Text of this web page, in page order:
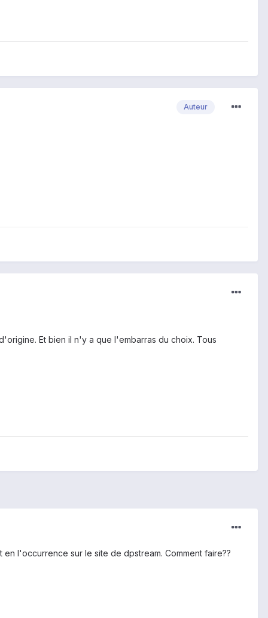
Auteur
Et bien il n'y a que l'embarras du choix. Tous
l'occurrence sur le site de dpstream. Comment faire??